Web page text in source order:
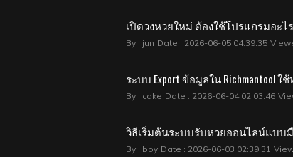
เปิดวงหวยใหม่ ต้องใช้โปรแกรมอะ
By : jun Date : 2026-06-05 04:39:35
ระบบ Export ข้อมูลใน Richmantool ใ
By : cake Date : 2026-06-04 02:03:46
วิธีเริ่มต้นระบบรับหวยออนไลน์แบบ
By : boy Date : 2026-06-03 02:39:31